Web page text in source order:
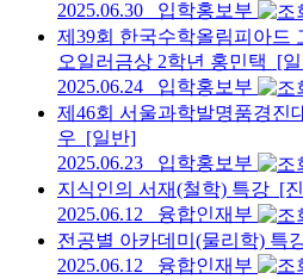
2025.06.30
입학홍보부
제39회 한국수학올림피아드
오일러금상 2학년 홍민택
[
2025.06.24
입학홍보부
제46회 서울과학발명품경진
우 [일반]
2025.06.23
입학홍보부
지식인의 서재(철학) 특강 [
2025.06.12
융합인재부
전공별 아카데미(물리학) 특
2025.06.12
융합인재부